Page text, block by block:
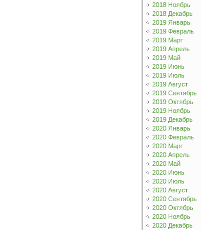
2018 Ноябрь
2018 Декабрь
2019 Январь
2019 Февраль
2019 Март
2019 Апрель
2019 Май
2019 Июнь
2019 Июль
2019 Август
2019 Сентябрь
2019 Октябрь
2019 Ноябрь
2019 Декабрь
2020 Январь
2020 Февраль
2020 Март
2020 Апрель
2020 Май
2020 Июнь
2020 Июль
2020 Август
2020 Сентябрь
2020 Октябрь
2020 Ноябрь
2020 Декабрь